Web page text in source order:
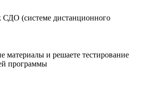
СДО (системе дистанционного
материалы и решаете тестирование
программы